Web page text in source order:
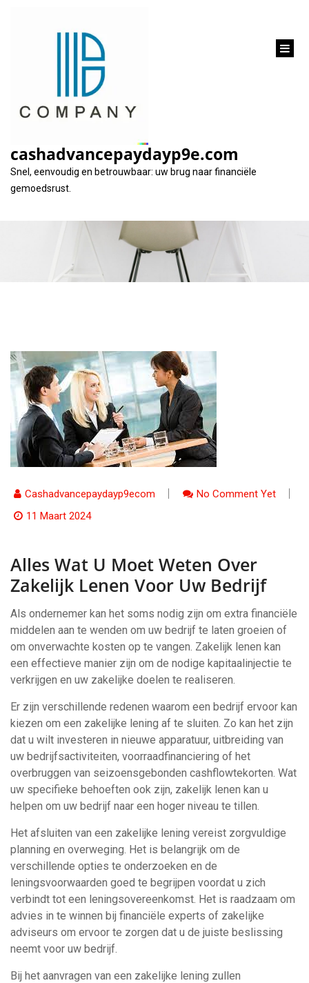
cashadvancepaydayp9e.com
Snel, eenvoudig en betrouwbaar: uw brug naar financiële
gemoedsrust.
Alles wat u moet
weten over zakelijk
lenen voor uw bedrijf
Cashadvancepaydayp9ecom
No Comment Yet
11 Maart 2024
Alles Wat U Moet Weten Over
Zakelijk Lenen Voor Uw Bedrijf
Als ondernemer kan het soms nodig zijn om extra financiële
middelen aan te wenden om uw bedrijf te laten groeien of
om onverwachte kosten op te vangen. Zakelijk lenen kan
een effectieve manier zijn om de nodige kapitaalinjectie te
verkrijgen en uw zakelijke doelen te realiseren.
Er zijn verschillende redenen waarom een bedrijf ervoor kan
kiezen om een zakelijke lening af te sluiten. Zo kan het zijn
dat u wilt investeren in nieuwe apparatuur, uitbreiding van
uw bedrijfsactiviteiten, voorraadfinanciering of het
overbruggen van seizoensgebonden cashflowtekorten. Wat
uw specifieke behoeften ook zijn, zakelijk lenen kan u
helpen om uw bedrijf naar een hoger niveau te tillen.
Het afsluiten van een zakelijke lening vereist zorgvuldige
planning en overweging. Het is belangrijk om de
verschillende opties te onderzoeken en de
leningsvoorwaarden goed te begrijpen voordat u zich
verbindt tot een leningsovereenkomst. Het is raadzaam om
advies in te winnen bij financiële experts of zakelijke
adviseurs om ervoor te zorgen dat u de juiste beslissing
neemt voor uw bedrijf.
Bij het aanvragen van een zakelijke lening zullen